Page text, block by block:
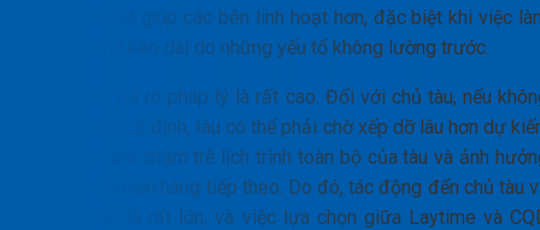
Về lợi ích, nó giúp các bên linh hoạt hơn, đặc biệt khi việc
hàng có thể kéo dài do những yếu tố không lường trước.
Tuy nhiên, rủi ro pháp lý là rất cao. Đối với chủ tàu, nếu
có Laytime cố định, tàu có thể phải chờ xếp dỡ lâu hơn dự
Điều này làm chậm trễ lịch trình toàn bộ của tàu và ảnh
đến các chuyến hàng tiếp theo. Do đó, tác động đến chủ tàu
người thuê là rất lớn, và việc lựa chọn giữa Laytime và